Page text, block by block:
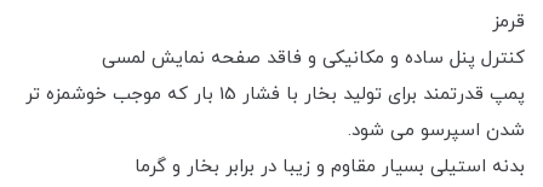
قرمز
کنترل پنل ساده و مکانیکی و فاقد صفحه نمایش لمسی
پمپ قدرتمند برای تولید بخار با فشار 15 بار که موجب خوشمزه تر
شدن اسپرسو می شود.
بدنه استیلی بسیار مقاوم و زیبا در برابر بخار و گرما